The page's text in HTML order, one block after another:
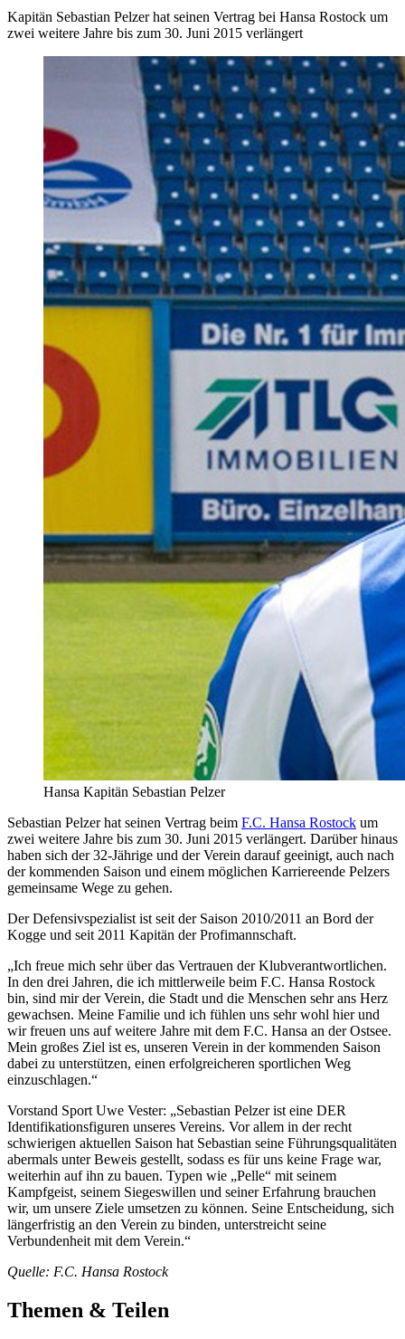
Kapitän Sebastian Pelzer hat seinen Vertrag bei Hansa Rostock um
zwei weitere Jahre bis zum 30. Juni 2015 verlängert
Hansa Kapitän Sebastian Pelzer
Sebastian Pelzer hat seinen Vertrag beim F.C. Hansa Rostock um
zwei weitere Jahre bis zum 30. Juni 2015 verlängert. Darüber hinaus
haben sich der 32-Jährige und der Verein darauf geeinigt, auch nach
der kommenden Saison und einem möglichen Karriereende Pelzers
gemeinsame Wege zu gehen.
Der Defensivspezialist ist seit der Saison 2010/2011 an Bord der
Kogge und seit 2011 Kapitän der Profimannschaft.
„Ich freue mich sehr über das Vertrauen der Klubverantwortlichen.
In den drei Jahren, die ich mittlerweile beim F.C. Hansa Rostock
bin, sind mir der Verein, die Stadt und die Menschen sehr ans Herz
gewachsen. Meine Familie und ich fühlen uns sehr wohl hier und
wir freuen uns auf weitere Jahre mit dem F.C. Hansa an der Ostsee.
Mein großes Ziel ist es, unseren Verein in der kommenden Saison
dabei zu unterstützen, einen erfolgreicheren sportlichen Weg
einzuschlagen.“
Vorstand Sport Uwe Vester: „Sebastian Pelzer ist eine DER
Identifikationsfiguren unseres Vereins. Vor allem in der recht
schwierigen aktuellen Saison hat Sebastian seine Führungsqualitäten
abermals unter Beweis gestellt, sodass es für uns keine Frage war,
weiterhin auf ihn zu bauen. Typen wie „Pelle“ mit seinem
Kampfgeist, seinem Siegeswillen und seiner Erfahrung brauchen
wir, um unsere Ziele umsetzen zu können. Seine Entscheidung, sich
längerfristig an den Verein zu binden, unterstreicht seine
Verbundenheit mit dem Verein.“
Quelle: F.C. Hansa Rostock
Themen & Teilen